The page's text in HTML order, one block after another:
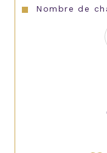
Nombre de